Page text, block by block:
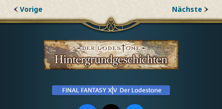
Vorige Nächste